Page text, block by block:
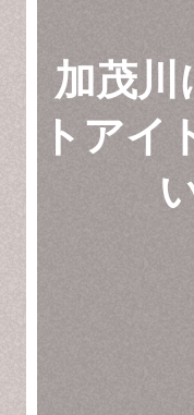
加茂川
トアイ